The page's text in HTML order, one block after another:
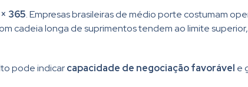
365. Empresas brasileiras de médio porte costumam
cadeia longa de suprimentos tendem ao limite
pode indicarcapacidade de negociação favorável e